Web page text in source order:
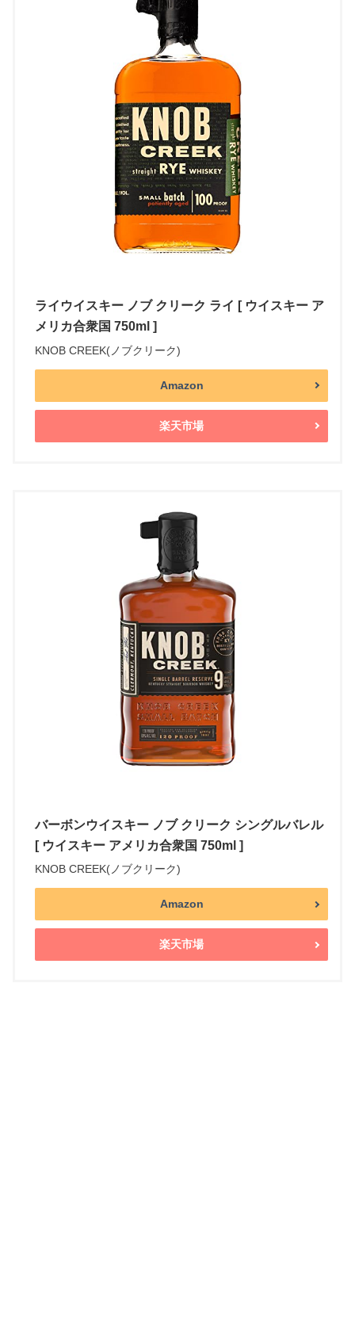
ライウイスキー ノブ クリーク ライ [ ウイスキー ア
メリカ合衆国 750ml ]
KNOB CREEK(ノブクリーク)
Amazon
楽天市場
バーボンウイスキー ノブ クリーク シングルバレル
[ ウイスキー アメリカ合衆国 750ml ]
KNOB CREEK(ノブクリーク)
Amazon
楽天市場